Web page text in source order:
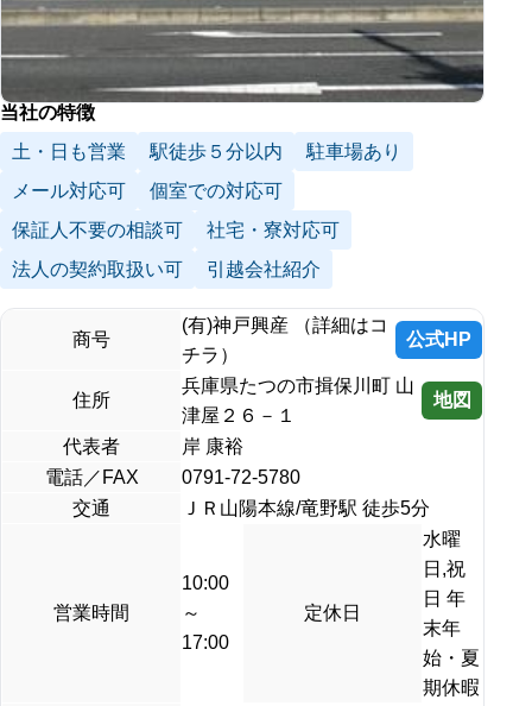
当社の特徴
土・日も営業
駅徒歩５分以内
駐車場あり
メール対応可
個室での対応可
保証人不要の相談可
社宅・寮対応可
法人の契約取扱い可
引越会社紹介
商号
(有)神戸興産 （詳細はコ
チラ）
公式HP
住所
兵庫県たつの市揖保川町 山
津屋２６－１
地図
代表者
岸 康裕
電話／FAX
0791-72-5780
交通
ＪＲ山陽本線/竜野駅 徒歩5分
営業時間
10:00
～
17:00
定休日
水曜
日,祝
日 年
末年
始・夏
期休暇